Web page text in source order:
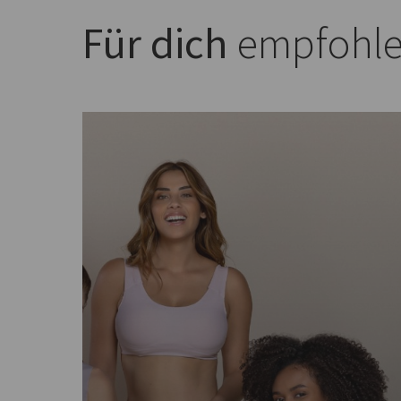
Für dich